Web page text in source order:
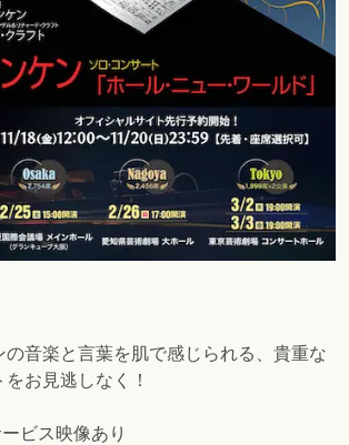
の音楽と言葉を肌で感じられる、貴重な
お見逃しなく！
ビス映像あり